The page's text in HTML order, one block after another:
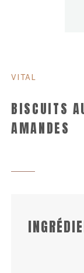
VITAL
BISCUITS
AMANDES